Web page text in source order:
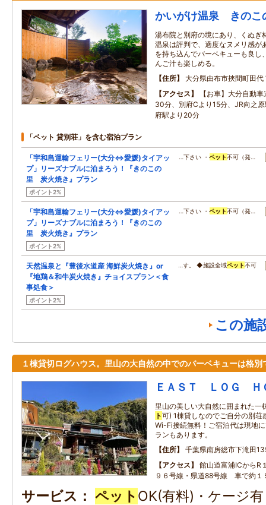
かいがけ温泉 きのこ
湯布院と別府の境にあり、くぬぎ
温泉は評判で、適度なヌメリ感が
を持ち込んでバーベキューも良し
んご汁も楽しめる。
住所
大分県由布市挾間町田代
アクセス
【お車】大分自動
30分、別府Cより15分、JR向之
府駅より20分
「ペット 貸別荘」を含む宿泊プラン
「宇和島運輸フェリー(大分⇔愛媛)タイアッ
プ」リーズナブルに泊まろう！『きのこの
里 炭火焼き』プラン
ポイント2%
…下さい ・ペット不可（発…
「宇和島運輸フェリー(大分⇔愛媛)タイアッ
プ」リーズナブルに泊まろう！『きのこの
里 炭火焼き』プラン
ポイント2%
…下さい ・ペット不可（発…
天然温泉と『豊後水道産 海鮮炭火焼き』or
『地鶏＆和牛炭火焼き』チョイスプラン＜食
事処食＞
ポイント2%
…す。 ◆施設全域ペット不可
この施
１棟貸切ログハウス。里山の大自然の中でのバーベキューは格別
ＥＡＳＴ ＬＯＧ
里山の美しい大自然に囲まれた一
ト可) 1棟貸しなのでご自分の別
Wi-Fi接続無料！ご宿泊代は現地
ランもあります。
住所
千葉県南房総市下滝田
アクセス
館山道富浦ICからR
９６号線・県道88号線 車で約１
サービス ペット OK(有料)・ケージ